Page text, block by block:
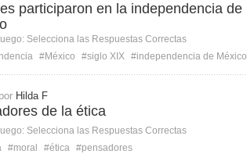
participaron en la independencia de
Selecciona las Respuestas Correctas
#México #siglo XIX #independencia de México
Hilda F
de la ética
Selecciona las Respuestas Correctas
#moral #ética #pensadores